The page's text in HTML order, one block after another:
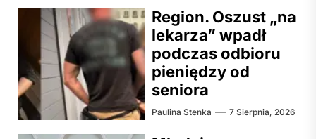
Region. Oszust „na
lekarza” wpadł
podczas odbioru
pieniędzy od
seniora
Paulina Stenka 7 Sierpnia, 2026